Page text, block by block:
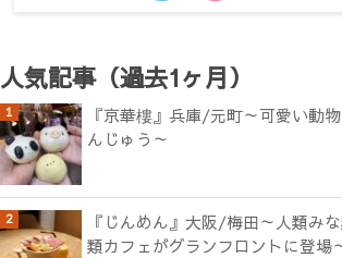
人気記事（過去1ヶ月）
『京華樓』兵庫/元町～可愛い動
んじゅう～
『じんめん』大阪/梅田～人類み
類カフェがグランフロントに登場